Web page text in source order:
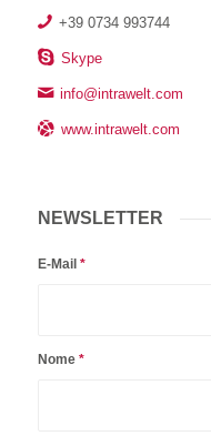
+39 0734 993744
Skype
info@intrawelt.com
www.intrawelt.com
NEWSLETTER
E-Mail *
Nome *